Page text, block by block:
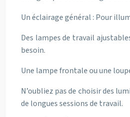
Un éclairage général : Pour
Des lampes de travail
besoin.
Une lampe frontale ou une
N’oubliez pas de choisir des
de longues sessions de travail.